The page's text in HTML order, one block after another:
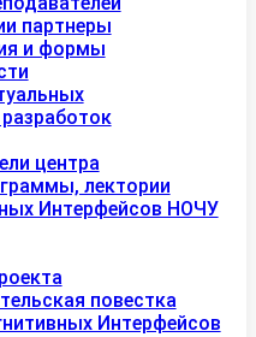
партнеры
и формы
центра
лектории
Интерфейсов НОЧУ
повестка
Интерфейсов